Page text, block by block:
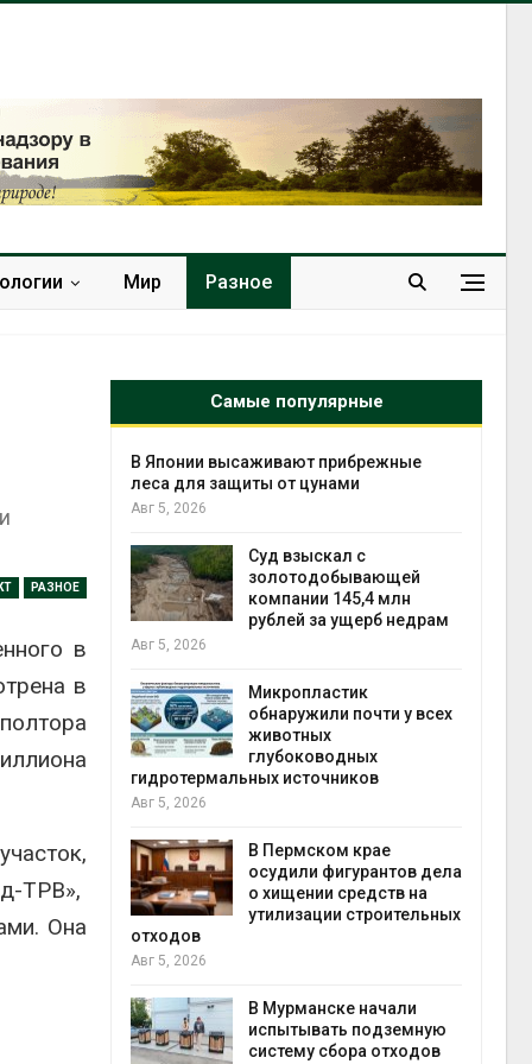
Мир Разное
РАЗНОЕ
в
в
ТРВ»,
Она
Самые популярные
АЭС
охраны
яйца
для
заявок
В Японии высаживают прибрежные
леса для защиты от цунами
Авг 5, 2026
Суд взыскал с
золотодобывающей
компании 145,4 млн
рублей за ущерб недрам
Авг 5, 2026
Микропластик
обнаружили почти у всех
животных
глубоководных
гидротермальных источников
Авг 5, 2026
В Пермском крае
осудили фигурантов дела
о хищении средств на
утилизации строительных
отходов
Авг 5, 2026
В Мурманске начали
испытывать подземную
систему сбора отходов